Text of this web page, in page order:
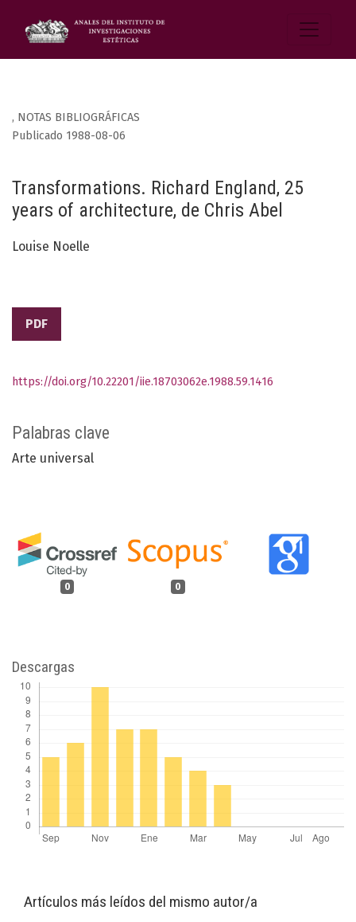
, NOTAS BIBLIOGRÁFICAS
Transformations. Richard England, 25
years of architecture, de Chris Abel
Publicado 1988-08-06
Louise Noelle
PDF
Palabras clave
Arte universal
0 0
https://doi.org/10.22201/iie.18703062e.1988.59.1416
Descargas
Artículos más leídos del mismo autor/a